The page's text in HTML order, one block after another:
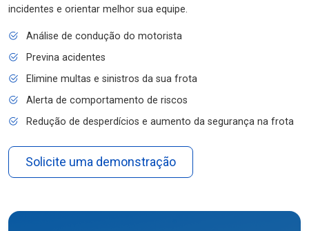
incidentes e orientar melhor sua equipe.
Análise de condução do motorista
Previna acidentes
Elimine multas e sinistros da sua frota
Alerta de comportamento de riscos
Redução de desperdícios e aumento da segurança na frota
Solicite uma demonstração